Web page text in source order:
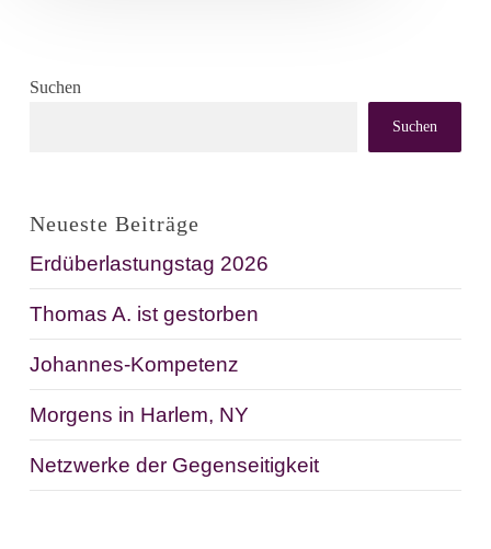
Suchen
Suchen
Neueste Beiträge
Erdüberlastungstag 2026
Thomas A. ist gestorben
Johannes-Kompetenz
Morgens in Harlem, NY
Netzwerke der Gegenseitigkeit